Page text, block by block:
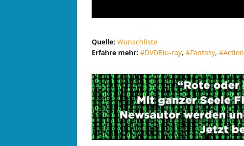
Quelle: Wunschliste
Erfahre mehr: #DVDBlu-ray, #Fantasy, #Action